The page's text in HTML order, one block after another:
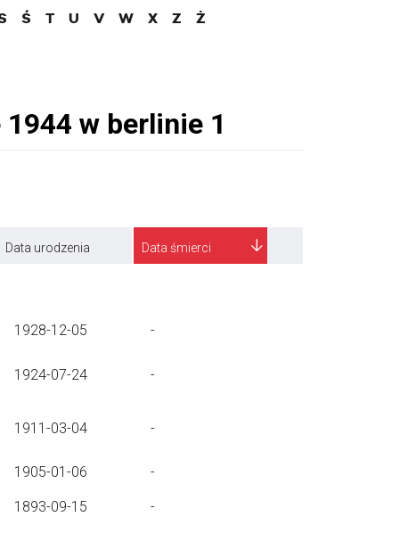
Ś T U V W X Z
Ż
Data urodzenia Data śmierci
1928-12-05
-
1924-07-24 -
1911-03-04 -
1905-01-06 -
1893-09-15 -